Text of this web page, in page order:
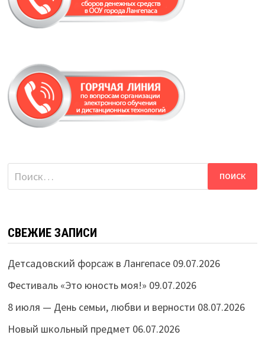
Найти:
СВЕЖИЕ ЗАПИСИ
Детсадовский форсаж в Лангепасе 09.07.2026
Фестиваль «Это юность моя!» 09.07.2026
8 июля — День семьи, любви и верности 08.07.2026
Новый школьный предмет 06.07.2026